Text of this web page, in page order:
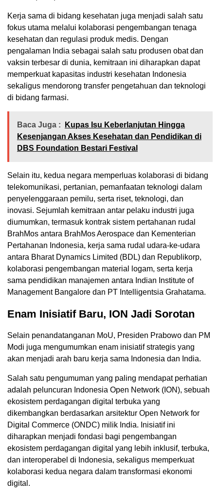
Kerja sama di bidang kesehatan juga menjadi salah satu
fokus utama melalui kolaborasi pengembangan tenaga
kesehatan dan regulasi produk medis. Dengan
pengalaman India sebagai salah satu produsen obat dan
vaksin terbesar di dunia, kemitraan ini diharapkan dapat
memperkuat kapasitas industri kesehatan Indonesia
sekaligus mendorong transfer pengetahuan dan teknologi
di bidang farmasi.
Baca Juga :
Kupas Isu Keberlanjutan Hingga
Kesenjangan Akses Kesehatan dan Pendidikan di
DBS Foundation Bestari Festival
Selain itu, kedua negara memperluas kolaborasi di bidang
telekomunikasi, pertanian, pemanfaatan teknologi dalam
penyelenggaraan pemilu, serta riset, teknologi, dan
inovasi. Sejumlah kemitraan antar pelaku industri juga
diumumkan, termasuk kontrak sistem pertahanan rudal
BrahMos antara BrahMos Aerospace dan Kementerian
Pertahanan Indonesia, kerja sama rudal udara-ke-udara
antara Bharat Dynamics Limited (BDL) dan Republikorp,
kolaborasi pengembangan material logam, serta kerja
sama pendidikan manajemen antara Indian Institute of
Management Bangalore dan PT Intelligentsia Grahatama.
Enam Inisiatif Baru, ION Jadi Sorotan
Selain penandatanganan MoU, Presiden Prabowo dan PM
Modi juga mengumumkan enam inisiatif strategis yang
akan menjadi arah baru kerja sama Indonesia dan India.
Salah satu pengumuman yang paling mendapat perhatian
adalah peluncuran Indonesia Open Network (ION), sebuah
ekosistem perdagangan digital terbuka yang
dikembangkan berdasarkan arsitektur Open Network for
Digital Commerce (ONDC) milik India. Inisiatif ini
diharapkan menjadi fondasi bagi pengembangan
ekosistem perdagangan digital yang lebih inklusif, terbuka,
dan interoperabel di Indonesia, sekaligus memperkuat
kolaborasi kedua negara dalam transformasi ekonomi
digital.